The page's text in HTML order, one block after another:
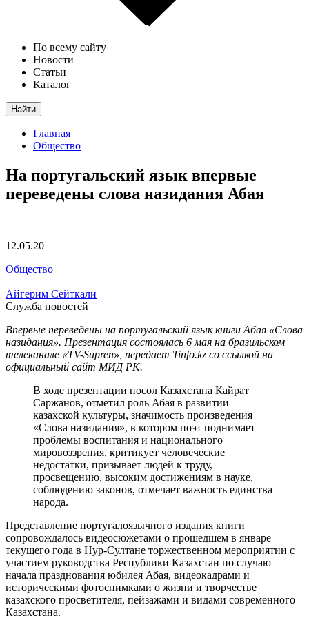
По всему сайту
Новости
Статьи
Каталог
Найти
Главная
Общество
На португальский язык впервые
переведены слова назидания Абая
12.05.20
Общество
Айгерим Сейткали
Служба новостей
Впервые переведены на португальский язык книги Абая «Слова
назидания». Презентация состоялась 6 мая на бразильском
телеканале «TV-Supren», передает Tinfo.kz со ссылкой на
официальный сайт МИД РК.
В ходе презентации посол Казахстана Кайрат
Саржанов, отметил роль Абая в развитии
казахской культуры, значимость произведения
«Слова назидания», в котором поэт поднимает
проблемы воспитания и национального
мировоззрения, критикует человеческие
недостатки, призывает людей к труду,
просвещению, высоким достижениям в науке,
соблюдению законов, отмечает важность единства
народа.
Представление португалоязычного издания книги
сопровождалось видеосюжетами о прошедшем в январе
текущего года в Нур-Султане торжественном мероприятии с
участием руководства Республики Казахстан по случаю
начала празднования юбилея Абая, видеокадрами и
историческими фотоснимками о жизни и творчестве
казахского просветителя, пейзажами и видами современного
Казахстана.